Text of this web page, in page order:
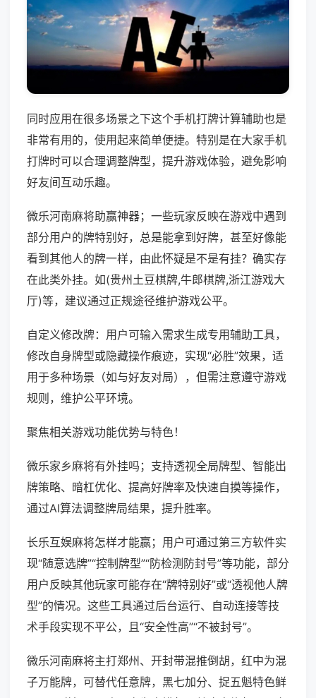
同时应用在很多场景之下这个手机打牌计算辅助也是
非常有用的，使用起来简单便捷。特别是在大家手机
打牌时可以合理调整牌型，提升游戏体验，避免影响
好友间互动乐趣。
微乐河南麻将助赢神器；一些玩家反映在游戏中遇到
部分用户的牌特别好，总是能拿到好牌，甚至好像能
看到其他人的牌一样，由此怀疑是不是有挂？确实存
在此类外挂。如(贵州土豆棋牌,牛郎棋牌,浙江游戏大
厅)等，建议通过正规途径维护游戏公平。
自定义修改牌：用户可输入需求生成专用辅助工具，
修改自身牌型或隐藏操作痕迹，实现“必胜”效果，适
用于多种场景（如与好友对局），但需注意遵守游戏
规则，维护公平环境。
聚焦相关游戏功能优势与特色！
微乐家乡麻将有外挂吗；支持透视全局牌型、智能出
牌策略、暗杠优化、提高好牌率及快速自摸等操作，
通过AI算法调整牌局结果，提升胜率。
长乐互娱麻将怎样才能赢；用户可通过第三方软件实
现“随意选牌”“控制牌型”“防检测防封号”等功能，部分
用户反映其他玩家可能存在“牌特别好”或“透视他人牌
型”的情况。这些工具通过后台运行、自动连接等技
术手段实现不平公，且“安全性高”“不被封号”。
微乐河南麻将主打郑州、开封带混推倒胡，红中为混
子万能牌，可替代任意牌，黑七加分、捉五魁特色鲜